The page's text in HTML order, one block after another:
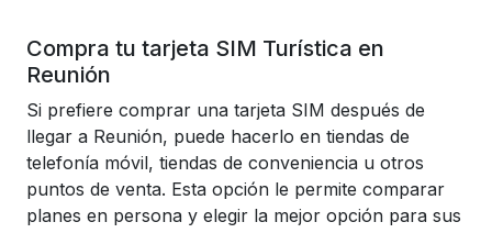
Compra tu tarjeta SIM Turística en
Reunión
Si prefiere comprar una tarjeta SIM después de
llegar a Reunión, puede hacerlo en tiendas de
telefonía móvil, tiendas de conveniencia u otros
puntos de venta. Esta opción le permite comparar
planes en persona y elegir la mejor opción para sus